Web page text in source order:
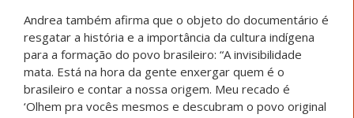
Andrea também afirma que o objeto do documentário é
resgatar a história e a importância da cultura indígena
para a formação do povo brasileiro: “A invisibilidade
mata. Está na hora da gente enxergar quem é o
brasileiro e contar a nossa origem. Meu recado é
‘Olhem pra vocês mesmos e descubram o povo original